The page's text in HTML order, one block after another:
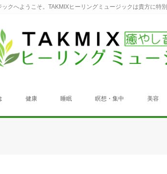
クへようこそ。TAKMIXヒーリングミュージックは貴方に特
健康 睡眠 瞑想・集中 美容